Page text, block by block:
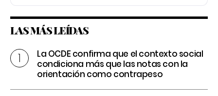
LAS MÁS LEÍDAS
La OCDE confirma que el contexto social
condiciona más que las notas con la
orientación como contrapeso